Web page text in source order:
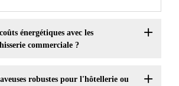
énergétiques avec les
commerciale ?
robustes pour l'hôtellerie ou